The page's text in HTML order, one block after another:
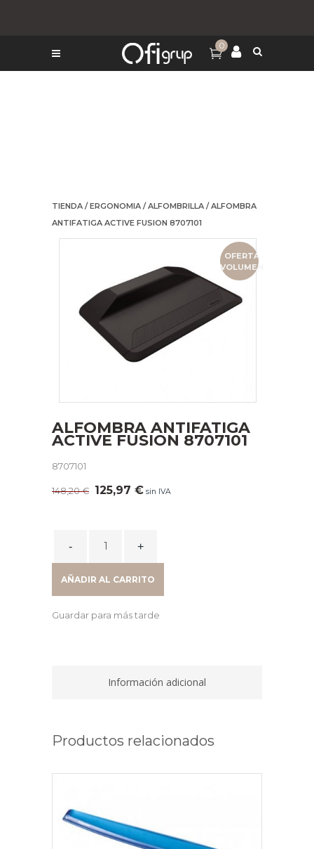
0
TIENDA /ERGONOMIA /ALFOMBRILLA / ALFOMBRA
ANTIFATIGA ACTIVE FUSION 8707101
OFERTA
VOLUMEN
ALFOMBRA ANTIFATIGA
ACTIVE FUSION 8707101
8707101
148,20€
precio
148,20 €.
125,97 €
125,97 €.
sin IVA
ACTIVE
quantity
AÑADIR AL CARRITO
Guardar para más tarde
Información adicional
Productos relacionados